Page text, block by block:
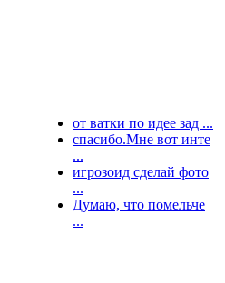
от ватки по идее зад ...
спасибо.Мне вот инте
...
игрозоид сделай фото
...
Думаю, что помельче
...